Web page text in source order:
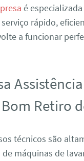
é
rápido,
a funcionar
Retiro
técnicos são
máquinas de